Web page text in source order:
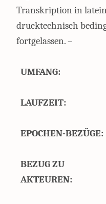
Transkription in
drucktechnisch
fortgelassen. –
UMFANG:
LAUFZEIT:
EPOCHEN-BEZÜGE:
BEZUG ZU
AKTEUREN: